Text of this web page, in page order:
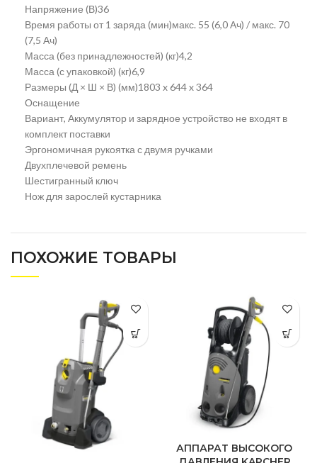
Напряжение (В)36
Время работы от 1 заряда (мин)макс. 55 (6,0 Ач) / макс. 70
(7,5 Ач)
Масса (без принадлежностей) (кг)4,2
Масса (с упаковкой) (кг)6,9
Размеры (Д × Ш × В) (мм)1803 x 644 x 364
Оснащение
Вариант, Аккумулятор и зарядное устройство не входят в
комплект поставки
Эргономичная рукоятка с двумя ручками
Двухплечевой ремень
Шестигранный ключ
Нож для зарослей кустарника
ПОХОЖИЕ ТОВАРЫ
АППАРАТ ВЫСОКОГО